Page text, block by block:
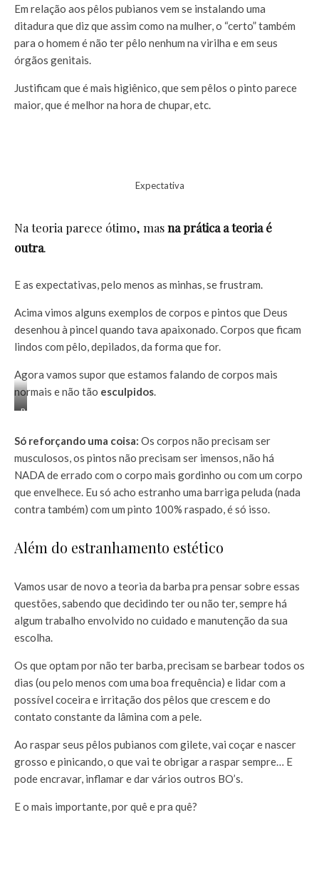
Em relação aos pêlos pubianos vem se instalando uma
ditadura que diz que assim como na mulher, o “certo” também
para o homem é não ter pêlo nenhum na virilha e em seus
órgãos genitais.
Justificam que é mais higiênico, que sem pêlos o pinto parece
maior, que é melhor na hora de chupar, etc.
Expectativa
Na teoria parece ótimo, masna prática a teoria é
outra.
E as expectativas, pelo menos as minhas, se frustram.
Acima vimos alguns exemplos de corpos e pintos que Deus
desenhou à pincel quando tava apaixonado. Corpos que ficam
lindos com pêlo, depilados, da forma que for.
Agora vamos supor que estamos falando de corpos mais
normais e não tão esculpidos
R
a
i
d
a
d
Só reforçando uma coisa: Os corpos não precisam ser
musculosos, os pintos não precisam ser imensos, não há
NADA de errado com o corpo mais gordinho ou com um corpo
que envelhece. Eu só acho estranho uma barriga peluda (nada
contra também) com um pinto 100% raspado, é só isso.
Além do estranhamento estético
Vamos usar de novo a teoria da barba pra pensar sobre essas
questões, sabendo que decidindo ter ou não ter, sempre há
algum trabalho envolvido no cuidado e manutenção da sua
escolha.
Os que optam por não ter barba, precisam se barbear todos os
dias (ou pelo menos com uma boa frequência) e lidar com a
possível coceira e irritação dos pêlos que crescem e do
contato constante da lâmina com a pele.
Ao raspar seus pêlos pubianos com gilete, vai coçar e nascer
grosso e pinicando, o que vai te obrigar a raspar sempre… E
pode encravar, inflamar e dar vários outros BO’s.
E o mais importante, por quê e pra quê?